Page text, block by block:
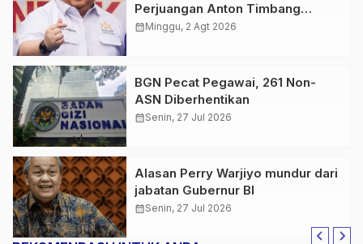
Perjuangan Anton Timbang
Membawa Aspal Buton ke
calendar_monthMinggu, 2 Agt 2026
BGN Pecat Pegawai, 261 Non-
ASN Diberhentikan
calendar_monthSenin, 27 Jul 2026
Alasan Perry Warjiyo mundur dari
jabatan Gubernur BI
calendar_monthSenin, 27 Jul 2026